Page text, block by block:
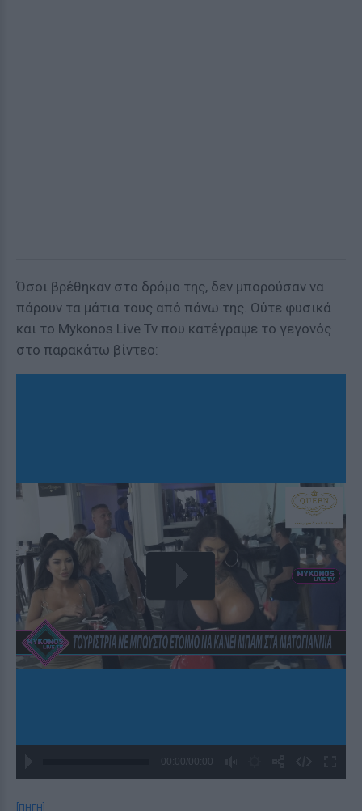
Όσοι βρέθηκαν στο δρόμο της, δεν μπορούσαν να
πάρουν τα μάτια τους από πάνω της. Ούτε φυσικά
και το Mykonos Live Tv που κατέγραψε το γεγονός
στο παρακάτω βίντεο:
[ΠΗΓΗ]